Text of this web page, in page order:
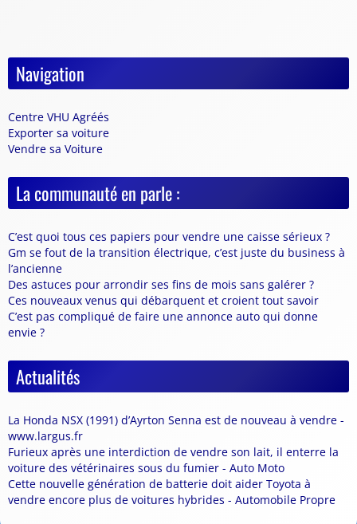
Navigation
Centre VHU Agréés
Exporter sa voiture
Vendre sa Voiture
La communauté en parle :
C’est quoi tous ces papiers pour vendre une caisse sérieux ?
Gm se fout de la transition électrique, c’est juste du business à
l’ancienne
Des astuces pour arrondir ses fins de mois sans galérer ?
Ces nouveaux venus qui débarquent et croient tout savoir
C’est pas compliqué de faire une annonce auto qui donne
envie ?
Actualités
La Honda NSX (1991) d’Ayrton Senna est de nouveau à vendre -
www.largus.fr
Furieux après une interdiction de vendre son lait, il enterre la
voiture des vétérinaires sous du fumier - Auto Moto
Cette nouvelle génération de batterie doit aider Toyota à
vendre encore plus de voitures hybrides - Automobile Propre